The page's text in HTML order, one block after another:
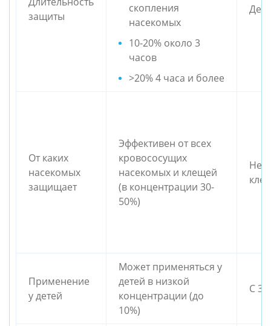
защиты
скопления
насекомых
10-20% около 3
часов
>20% 4 часа и более
От каких
насекомых
защищает
Эффективен от всех
кровососущих
насекомых и клещей
(в концентрации 30-
50%)
Не
Применение
у детей
Может применяться у
детей в низкой
концентрации (до
10%)
С 3